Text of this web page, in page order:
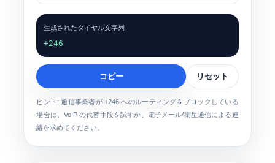
生成されたダイヤル文字列
+246
コピー リセット
ヒント: 通信事業者が +246 へのルーティングをブロックしている
場合は、VoIP の代替手段を試すか、電子メール/衛星通信による連
絡を求めてください。